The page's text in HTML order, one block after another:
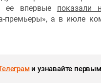
ее впервые показали
а в июле
и узнавайте